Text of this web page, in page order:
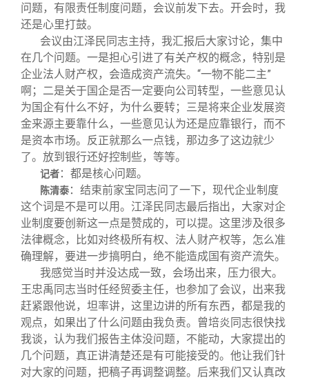
问题，有限责任制度问题，会议前发下去。开会时，我
还是心里打鼓。
会议由江泽民同志主持，我汇报后大家讨论，集中
在几个问题。一是担心引进了有关产权的概念，特别是
企业法人财产权，会造成资产流失。“一物不能二主”
啊；二是关于国企是否一定要向公司转型，一些意见认
为国企有什么不好，为什么要转；三是将来企业发展资
金来源主要靠什么，一些意见认为还是应靠银行，而不
是资本市场。反正就那么一点钱，那边多了这边就少
了。放到银行还好控制些，等等。
记者：都是核心问题。
陈清泰：结束前家宝同志问了一下，现代企业制度
这个词是不是可以用。江泽民同志最后指出，大家对企
业制度要创新这一点是赞成的，可以提。这里涉及很多
法律概念，比如对终极所有权、法人财产权等，怎么准
确理解，要进一步搞明白，绝不能造成国有资产流失。
我感觉当时并没达成一致，会场出来，压力很大。
王忠禹同志当时任经贸委主任，也参加了会议，出来我
赶紧跟他说，坦率讲，这里边讲的所有东西，都是我的
观点，如果出了什么问题由我负责。曾培炎同志很快找
我谈，认为我们报告主体没问题，不能动，大家提出的
几个问题，真正讲清楚还是有可能接受的。他让我们针
对大家的问题，把稿子再调整调整。后来我们又认真改